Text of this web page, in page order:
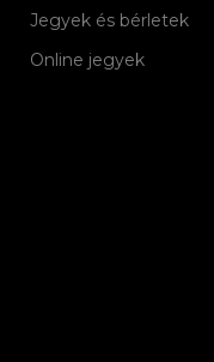
Jegyek és bérletek
Online jegyek